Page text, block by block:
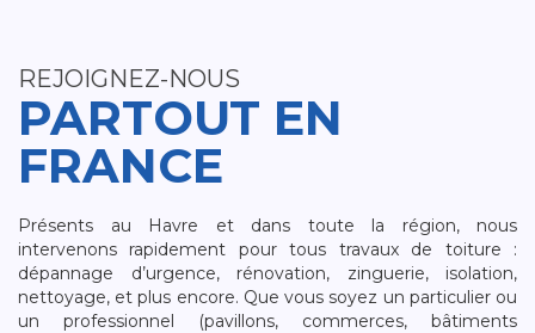
REJOIGNEZ-NOUS
PARTOUT EN
FRANCE
Présents au Havre et dans toute la région, nous
intervenons rapidement pour tous travaux de toiture :
dépannage d’urgence, rénovation, zinguerie, isolation,
nettoyage, et plus encore. Que vous soyez un particulier ou
un professionnel (pavillons, commerces, bâtiments